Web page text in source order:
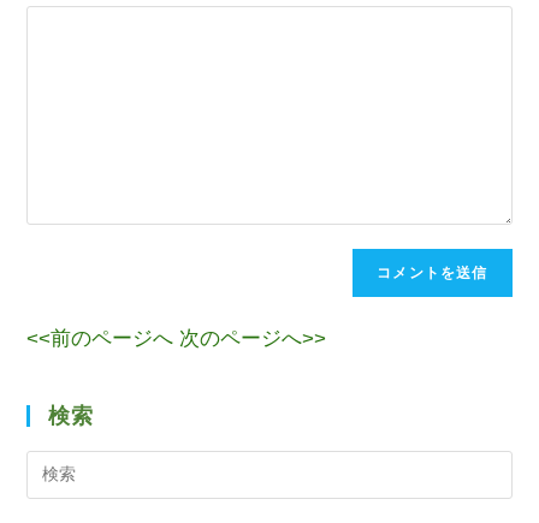
<<前のページへ 次のページへ>>
検索
検
索